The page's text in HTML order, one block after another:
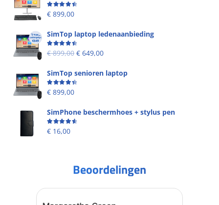
Beoordeling
€ 899,00
SimTop laptop ledenaanbieding
Beoordeling 4.53uit 5
€899,00 € 649,00
SimTop senioren laptop
Beoordeling
€ 899,00
SimPhone beschermhoes + stylus pen
Beoordeling
€ 16,00
Beoordelingen